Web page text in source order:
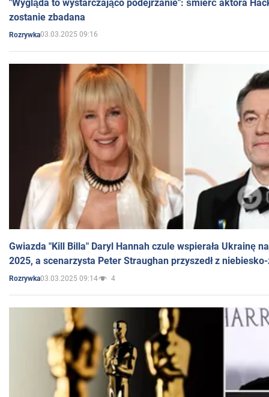
"Wygląda to wystarczająco podejrzanie": śmierć aktora
zostanie zbadana
Rozrywka03.03.2025 09:16
Gwiazda "Kill Billa" Daryl Hannah czule wspierała Ukrainę
2025, a scenarzysta Peter Straughan przyszedł z
Rozrywka03.03.2025 09:14 4